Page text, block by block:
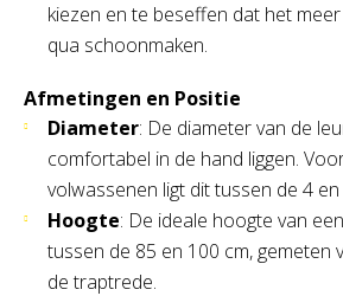
kiezen en te beseffen dat het
qua schoonmaken.
Afmetingen en Positie
Diameter: De diameter van de
comfortabel in de hand liggen.
volwassenen ligt dit tussen de 4 en
Hoogte: De ideale hoogte van
tussen de 85 en 100 cm, gemeten
de traptrede.